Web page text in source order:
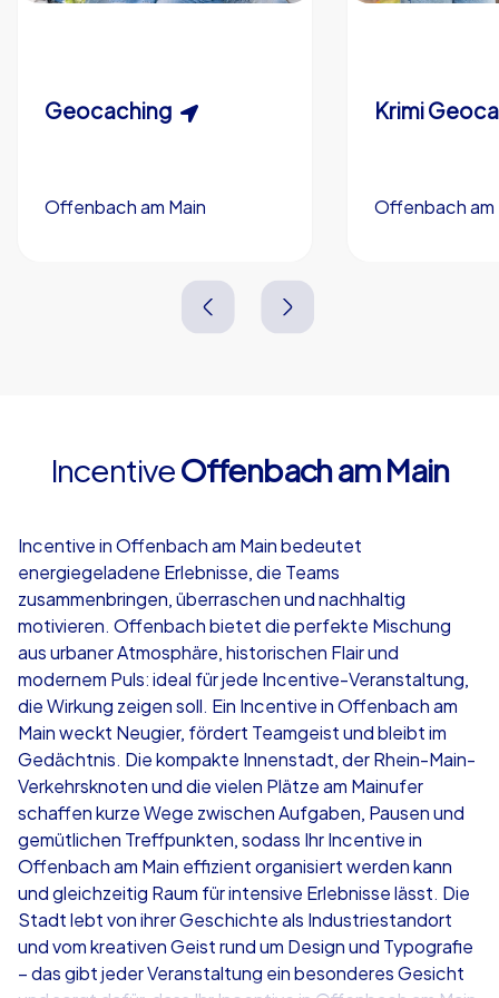
Individuelle Dauer
5-200
Geocaching
Offenbach am Main
15-1,000
Krimi
Offenbach am
€49,99
iPad Tour
Offenbach am Main
1,5-3,0 h 15-1,000
ab
Krimi iPad
Offenbach am
1,5-3,0 h
IncentiveOffenbach am Main
Incentive in Offenbach am Main bedeutet
energiegeladene Erlebnisse, die Teams
zusammenbringen, überraschen und nachhaltig
motivieren. Offenbach bietet die perfekte Mischung
aus urbaner Atmosphäre, historischen Flair und
modernem Puls: ideal für jede Incentive-Veranstaltung,
die Wirkung zeigen soll. Ein Incentive in Offenbach am
Main weckt Neugier, fördert Teamgeist und bleibt im
Gedächtnis. Die kompakte Innenstadt, der Rhein-Main-
Verkehrsknoten und die vielen Plätze am Mainufer
schaffen kurze Wege zwischen Aufgaben, Pausen und
gemütlichen Treffpunkten, sodass Ihr Incentive in
Offenbach am Main effizient organisiert werden kann
und gleichzeitig Raum für intensive Erlebnisse lässt. Die
Stadt lebt von ihrer Geschichte als Industriestandort
und vom kreativen Geist rund um Design und Typografie
– das gibt jeder Veranstaltung ein besonderes Gesicht